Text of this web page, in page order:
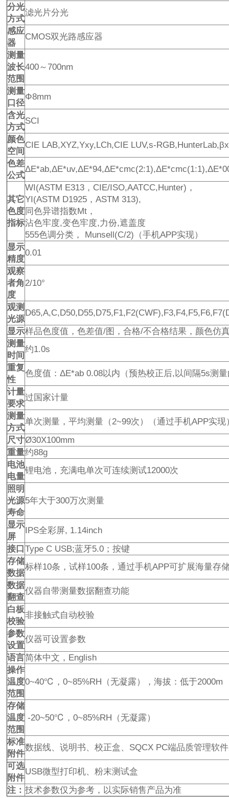
分光
方式
滤光片分光
感应
器
CMOS双光路感应器
测量
波长
范围
400～700nm
测量
口径
Φ8mm
含光
方式
SCI
颜色
空间
CIE LAB,XYZ,Yxy,LCh,CIE LUV,s-
色差
公式
其它
色度
指标
WI(ASTM E313，CIE/ISO,AATCC,Hunter)，
YI(ASTM D1925，ASTM 313),
同色异谱指数Mt，
沾色牢度,变色牢度,力份,遮盖度
555色调分类， Munsell(C/2)（手机APP实现）
显示
精度
0.01
观察
者角
度
2/10°
观测
光源
显示样品色度值，色差值/图，合格/不合格结果，颜色仿
测量
时间
约1.0s
重复
性
色度值：ΔE*ab 0.08以内（预热校正后,以间隔5s测
计量
要求
过国家计量
测量
方式
单次测量，平均测量（2~99次）（通过手机APP实现
尺寸Ø30X100mm
重量约88g
电池
电量
锂电池，充满电单次可连续测试12000次
照明
光源
寿命
5年大于300万次测量
显示
屏
IPS全彩屏, 1.14inch
接口Type C USB;蓝牙5.0；按键
存储
数据
标样10条，试样100条，通过手机APP可扩展海量存
数据
翻查
仪器自带测量数据翻查功能
白板
校验
非接触式自动校验
参数
设置
仪器可设置参数
语言简体中文，English
操作
温度
范围
0~40℃，0~85%RH（无凝露），海拔：低于2000m
存储
温度
范围
-20~50℃，0~85%RH（无凝露）
标准
附件
数据线、说明书、校正盒、SQCX PC端品质管理软
可选
附件
USB微型打印机、粉末测试盒
注： 技术参数仅为参考，以实际销售产品为准